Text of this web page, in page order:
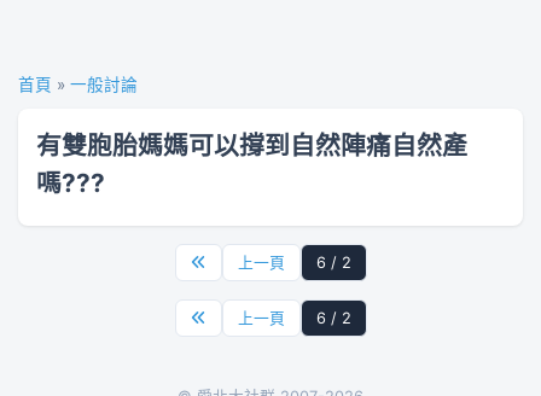
首頁 » 一般討論
有雙胞胎媽媽可以撐到自然陣痛自然產
嗎???
上一頁 6 / 2
上一頁 6 / 2